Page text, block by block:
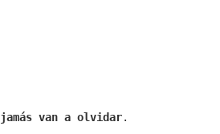
jamás van a olvidar.